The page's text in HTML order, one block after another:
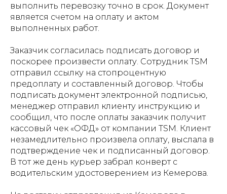
выполнить перевозку точно в срок. Документ
является счетом на оплату и актом
выполненных работ.
Заказчик согласилась подписать договор и
поскорее произвести оплату. Сотрудник TSM
отправил ссылку на стопроцентную
предоплату и составленный договор. Чтобы
подписать документ электронной подписью,
менеджер отправил клиенту инструкцию и
сообщил, что после оплаты заказчик получит
кассовый чек «ОФД» от компании TSM. Клиент
незамедлительно произвела оплату, выслала в
подтверждение чек и подписанный договор.
В тот же день курьер забрал конверт с
водительским удостоверением из Кемерова.